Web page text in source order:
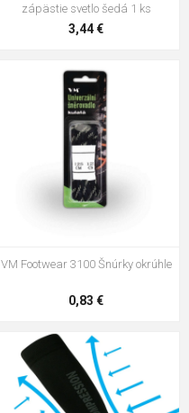
zápästie svetlo šedá 1 ks
3,44 €
VM Footwear 3100 Šnúrky okrúhle
0,83 €